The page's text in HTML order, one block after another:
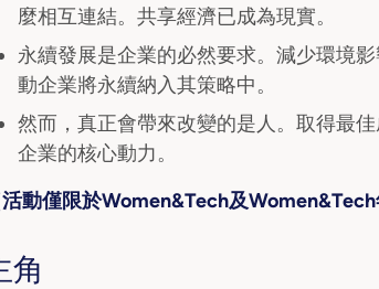
麼相互連結。共享經濟已成為現實。
永續發展是企業的必然要求。減少環境
動企業將永續納入其策略中。
然而，真正會帶來改變的是人。取得最
企業的核心動力。
活動僅限於Women&Tech及
角